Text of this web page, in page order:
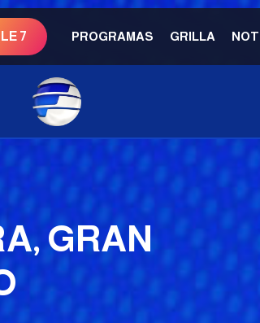
7 PROGRAMAS GRILLA
GRAN